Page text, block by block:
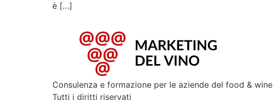
è […]
Consulenza e formazione per le aziende del food & wine
Tutti i diritti riservati